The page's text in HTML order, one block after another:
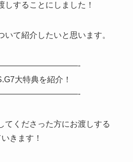
しすることにしました！
いて紹介したいと思います。
大特典を紹介！
てくださった方にお渡しする
きます！